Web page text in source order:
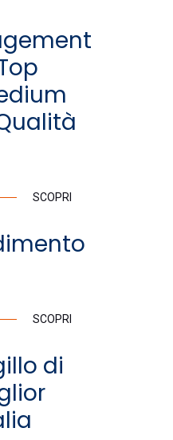
SCOPRI
SCOPRI
di